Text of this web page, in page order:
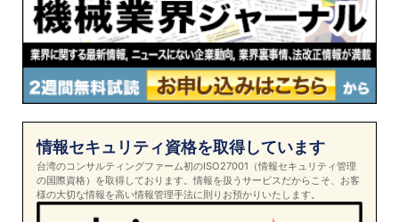
情報セキュリティ資格を取得しています
台湾のコンサルティングファーム初のISO27001（情報セキュリティ管理
の国際資格）を取得しております。情報を扱うサービスだからこそ、お客
様の大切な情報を高い情報管理手法に則りお預かりいたします。